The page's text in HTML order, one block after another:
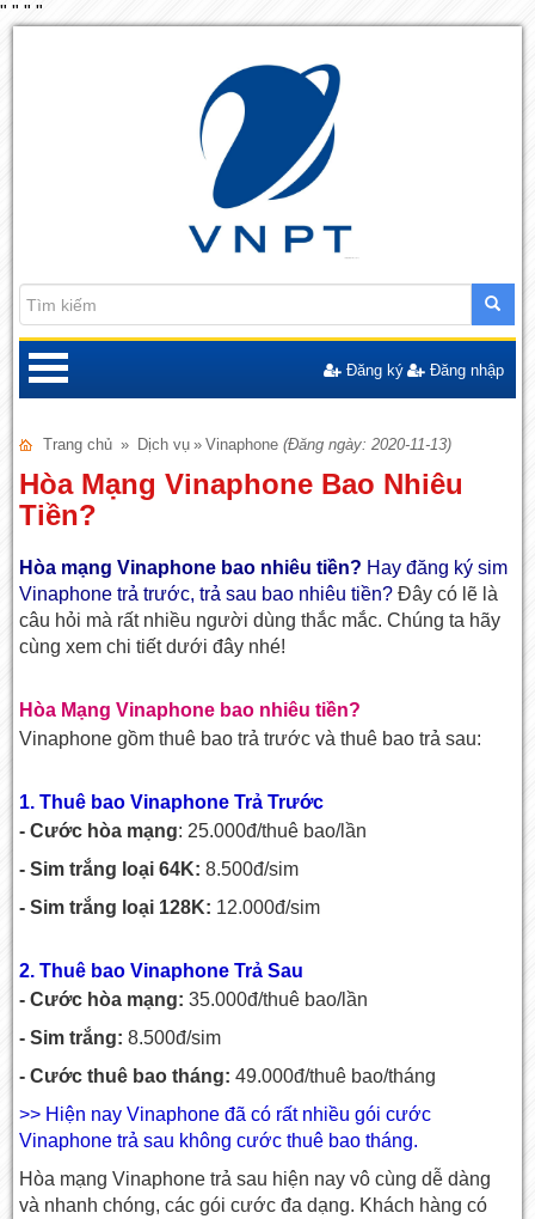
" " " "
Đăng ký Đăng nhập
Trang chủ » Dịch vụ » Vinaphone(Đăng ngày: 2020-11-13)
Hòa Mạng Vinaphone Bao Nhiêu
Tiền?
Hòa mạng Vinaphone bao nhiêu tiền? Hay đăng ký sim
Vinaphone trả trước, trả sau bao nhiêu tiền? Đây có lẽ là
câu hỏi mà rất nhiều người dùng thắc mắc. Chúng ta hãy
cùng xem chi tiết dưới đây nhé!
Hòa Mạng Vinaphone bao nhiêu tiền?
Vinaphone gồm thuê bao trả trước và thuê bao trả sau:
1. Thuê bao Vinaphone Trả Trước
- Cước hòa mạng: 25.000đ/thuê bao/lần
- Sim trắng loại 64K: 8.500đ/sim
- Sim trắng loại 128K: 12.000đ/sim
2. Thuê bao Vinaphone Trả Sau
- Cước hòa mạng:35.000đ/thuê bao/lần
- Sim trắng: 8.500đ/sim
- Cước thuê bao tháng: 49.000đ/thuê bao/tháng
>> Hiện nay Vinaphone đã có rất nhiều gói cước
Vinaphone trả sau không cước thuê bao tháng.
Hòa mạng Vinaphone trả sau hiện nay vô cùng dễ dàng
và nhanh chóng, các gói cước đa dạng. Khách hàng có